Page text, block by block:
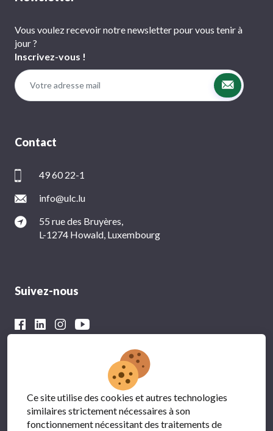
Vous voulez recevoir notre newsletter pour vous tenir à
jour ?
Inscrivez-vous !
Contact
49 60 22-1
info@ulc.lu
55 rue des Bruyères,
L-1274 Howald, Luxembourg
Suivez-nous
Avec le soutien financier du
Ce site utilise des cookies et autres technologies
similaires strictement nécessaires à son
fonctionnement nécessitant des traitements de